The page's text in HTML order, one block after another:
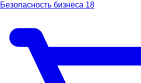
Безопасность бизнеса 18